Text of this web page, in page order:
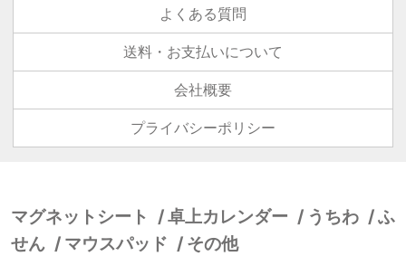
よくある質問
送料・お支払いについて
会社概要
プライバシーポリシー
マグネットシート 卓上カレンダー うちわ
ふ
せん
マウスパッド その他